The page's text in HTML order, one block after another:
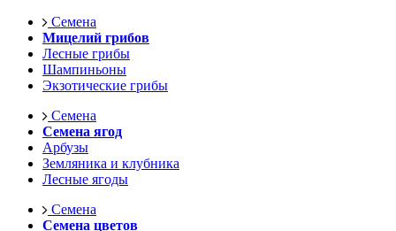
Семена
Мицелий грибов
Лесные грибы
Шампиньоны
Экзотические грибы
Семена
Семена ягод
Арбузы
Земляника и клубника
Лесные ягоды
Семена
Семена цветов